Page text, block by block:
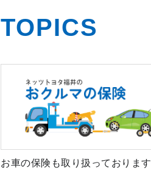
TOPICS
お車の保険も取り扱っております